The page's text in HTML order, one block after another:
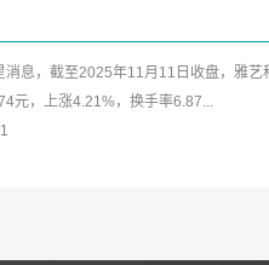
消息，截至2025年11月11日收盘，雅艺
元，上涨4.21%，换手率6.87...